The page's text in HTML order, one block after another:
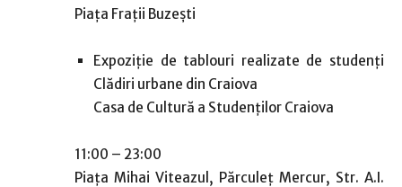
Piața Frații Buzești
Expoziție de tablouri realizate de studenți
Clădiri urbane din Craiova
Casa de Cultură a Studenților Craiova
11:00 – 23:00
Piaţa Mihai Viteazul, Părculeţ Mercur, Str. A.I.